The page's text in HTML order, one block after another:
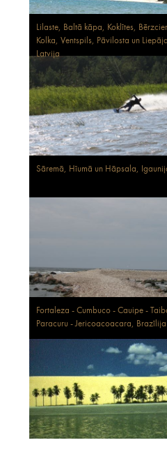
Lilaste, Baltā kāpa, Koklītes,
Kolka, Ventspils, Pāvilosta un
Latvija
Sāremā, Hīumā un Hāpsala,
Fortaleza - Cumbuco - Cauipe -
Paracuru - Jericoacoacara, Brazīlija